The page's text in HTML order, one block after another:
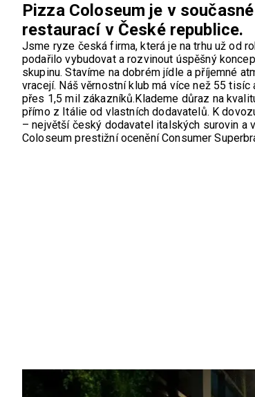
Pizza Coloseum je v
restaurací v České republice.
Jsme ryze česká firma, která je na trhu už od
podařilo vybudovat a rozvinout úspěšný
skupinu.Stavíme na dobrém jídle a příjemné
vracejí. Náš věrnostní klub má více než 55
přes 1,5 mil zákazníků.Klademe důraz na
přímo z Itálie od vlastních dodavatelů. K
– největší český dodavatel italských surovin a
Coloseum prestižní ocenění Consumer